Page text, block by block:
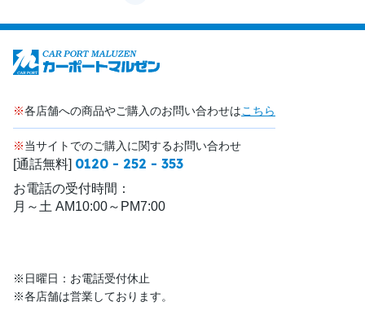
※各店舗への商品やご購入のお問い合わせはこちら
※当サイトでのご購入に関するお問い合わせ
[通話無料] 0120 - 252 - 353
お電話の受付時間：
月～土 AM10:00～PM7:00
※日曜日：お電話受付休止
※各店舗は営業しております。